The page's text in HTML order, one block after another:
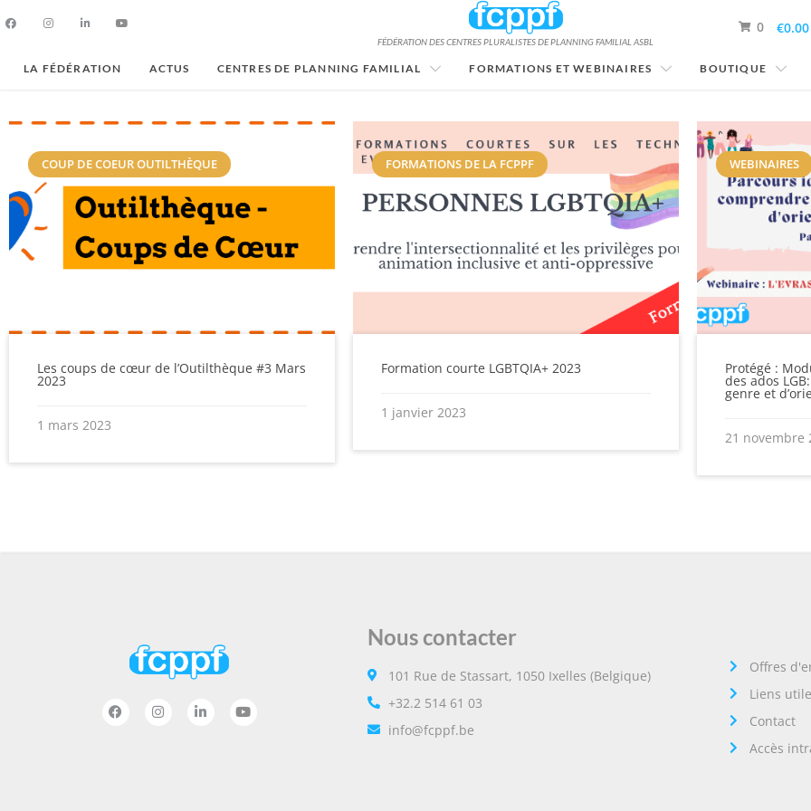
FÉDÉRATION DES CENTRES PLURALISTES DE PLANNING FAMILIAL ASBL
0 €0.00
LA FÉDÉRATION ACTUS CENTRES DE PLANNING FAMILIAL FORMATIONS ET WEBINAIRES BOUTIQUE
COUP DE COEUR OUTILTHÈQUE
Les coups de cœur de l’Outilthèque #3 Mars
2023
1 mars 2023
FORMATIONS DE LA FCPPF
Formation courte LGBTQIA+ 2023
1 janvier 2023
WEBINAIRES
Protégé :
des ados
genre et
21 novembre
Nous contacter
101 Rue de Stassart, 1050 Ixelles (Belgique)
+32.2 514 61 03
info@fcppf.be
Offres
Liens
Contact
Accès